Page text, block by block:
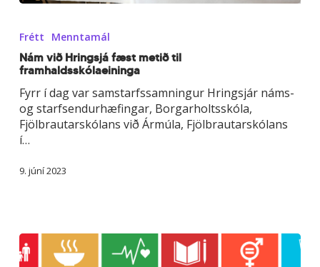
Hringsjá
fæst
metið
til
framhaldsskólaeininga
Frétt Menntamál
Nám við Hringsjá fæst metið til
framhaldsskólaeininga
Fyrr í dag var samstarfssamningur Hringsjár náms-
og starfsendurhæfingar, Borgarholtsskóla,
Fjölbrautarskólans við Ármúla, Fjölbrautarskólans
í…
9. júní 2023